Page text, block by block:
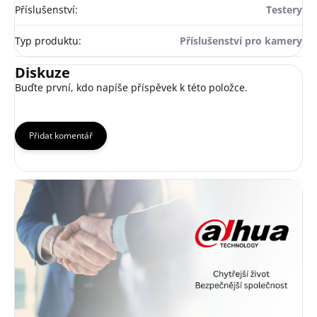
Příslušenství: Testery
Typ produktu: Příslušenství pro kamery
Diskuze
Buďte první, kdo napíše příspěvek k této položce.
Přidat komentář